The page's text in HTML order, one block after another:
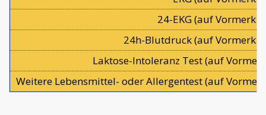
24-EKG (auf
24h-Blutdruck (auf
Laktose-Intoleranz Test (auf
Weitere Lebensmittel- oder Allergentest (auf